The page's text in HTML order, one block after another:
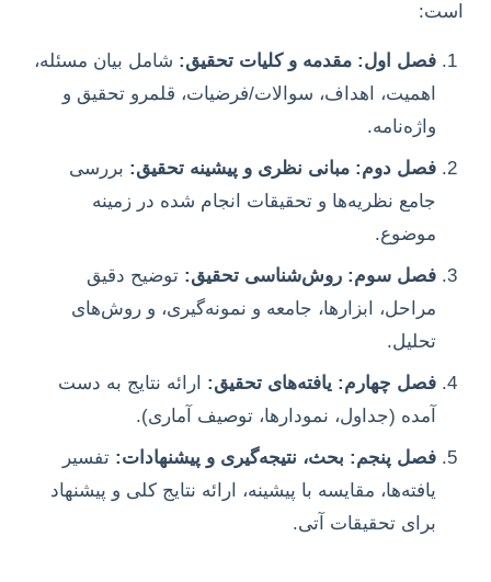
است:
فصل اول: مقدمه و کلیات تحقیق: شامل بیان مسئله،
اهمیت، اهداف، سوالات/فرضیات، قلمرو تحقیق و
واژه‌نامه.
فصل دوم: مبانی نظری و پیشینه تحقیق: بررسی
جامع نظریه‌ها و تحقیقات انجام شده در زمینه
موضوع.
فصل سوم: روش‌شناسی تحقیق: توضیح دقیق
مراحل، ابزارها، جامعه و نمونه‌گیری، و روش‌های
تحلیل.
فصل چهارم: یافته‌های تحقیق: ارائه نتایج به دست
آمده (جداول، نمودارها، توصیف آماری).
فصل پنجم: بحث، نتیجه‌گیری و پیشنهادات: تفسیر
یافته‌ها، مقایسه با پیشینه، ارائه نتایج کلی و پیشنهاد
برای تحقیقات آتی.